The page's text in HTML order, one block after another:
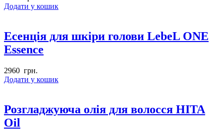
Додати у кошик
Есенція для шкіри голови LebeL ONE
Essence
2960 грн.
Додати у кошик
Розгладжуюча олія для волосся HITA
Oil